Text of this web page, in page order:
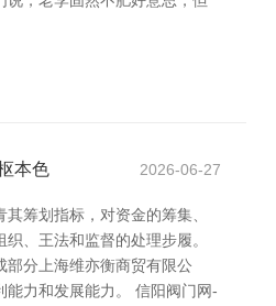
本色 2026-06-27
筹划指标，对资金的筹集、
、王法和监督的处理步履。
部分上海维亦衡商贸有限公
能力和发展能力。 信阳阀门网-